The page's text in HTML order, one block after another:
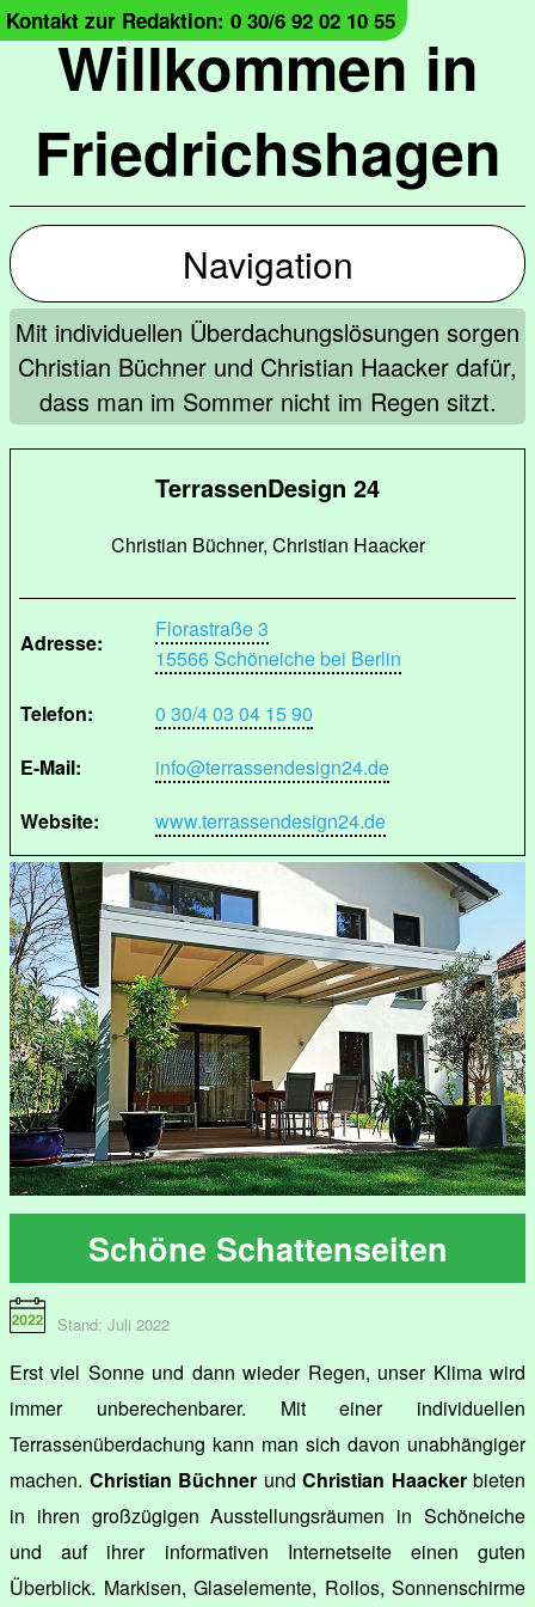
Willkommen in
Friedrichshagen
Kontakt zur Redaktion: 0 30/6 92 02 10 55
Navigation
Mit individuellen Überdachungslösungen sorgen
Christian Büchner und Christian Haacker dafür,
dass man im Sommer nicht im Regen sitzt.
TerrassenDesign 24
Christian Büchner, Christian Haacker
Adresse:
Florastraße 3
15566 Schöneiche bei Berlin
Telefon:
0 30/4 03 04 15 90
E-Mail:
info@terrassendesign24.de
Website:
www.terrassendesign24.de
Schöne Schattenseiten
Stand: Juli 2022
Erst viel Sonne und dann wieder Regen, unser Klima wird
immer unberechenbarer. Mit einer individuellen
Terrassenüberdachung kann man sich davon unabhängiger
machen. Christian Büchner und Christian Haackerbieten
in ihren großzügigen Ausstellungsräumen in Schöneiche
und auf ihrer informativen Internetseite einen guten
Überblick. Markisen, Glaselemente, Rollos, Sonnenschirme